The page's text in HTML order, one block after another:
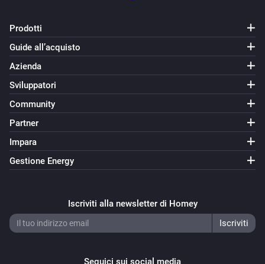
Prodotti
Guide all’acquisto
Azienda
Sviluppatori
Community
Partner
Impara
Gestione Energy
Iscriviti alla newsletter di Homey
Seguici sui social media